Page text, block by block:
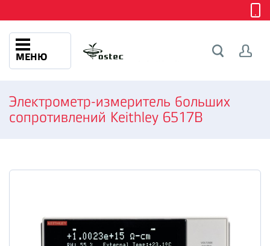
МЕНЮ
Электрометр-измеритель больших
сопротивлений Keithley 6517B